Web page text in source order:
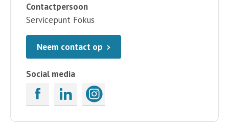
Contactpersoon
Servicepunt Fokus
Neem contact op
Social media